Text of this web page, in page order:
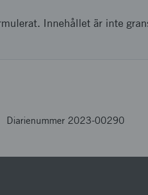
Innehållet är inte
Diarienummer 2023-00290